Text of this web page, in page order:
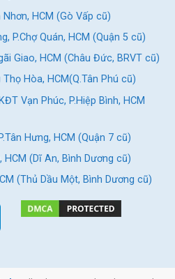
HCM (Gò Vấp cũ)
P.Chợ Quán, HCM (Quận 5 cũ)
Giao, HCM (Châu Đức, BRVT cũ)
Hòa, HCM(Q.Tân Phú cũ)
Vạn Phúc, P.Hiệp Bình, HCM
Hưng, HCM (Quận 7 cũ)
HCM (Dĩ An, Bình Dương cũ)
(Thủ Dầu Một, Bình Dương cũ)